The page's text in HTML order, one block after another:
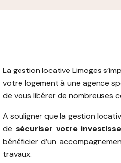
La gestion locative Limoges
votre logement à une agence
de vous libérer de nombreuses
A souligner que la gestion
desécuriser votre
bénéficier d’un
travaux.